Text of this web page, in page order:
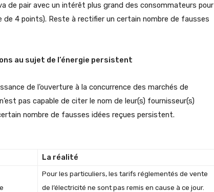
de pair avec un intérêt plus grand des consommateurs pour
de 4 points). Reste à rectifier un certain nombre de fausses
au sujet de l’énergie persistent
de l’ouverture à la concurrence des marchés de
pas capable de citer le nom de leur(s) fournisseur(s)
nombre de fausses idées reçues persistent.
La réalité
Pour les particuliers, les tarifs réglementés de vente
de l’électricité ne sont pas remis en cause à ce jour.